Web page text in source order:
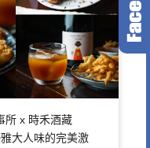
所 x 時禾酒藏
大人味的完美激